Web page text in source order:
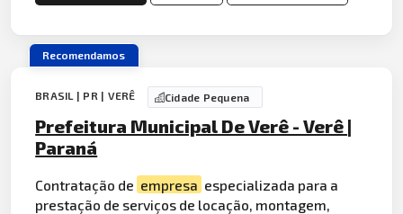
Recomendamos
BRASIL | PR | VERÊ Cidade Pequena
Prefeitura Municipal De Verê - Verê |
Paraná
Contratação de empresa especializada para a
prestação de serviços de locação, montagem,